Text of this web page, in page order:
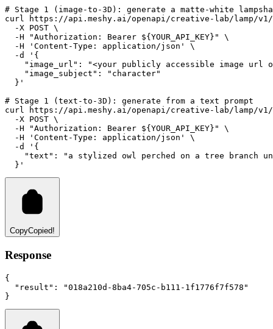
# Stage 1 (image-to-3D): generate a matte-white
curl
https://api.meshy.ai/openapi/creative-lab/lamp/
-X POST \
-H
"Authorization: Bearer ${YOUR_API_KEY}"
\
-H
'Content-Type: application/json'
\
-d
'{
"image_url": "<your publicly accessible image url
    "image_subject": "character"
  }'
# Stage 1 (text-to-3D): generate from a text prompt
curl
https://api.meshy.ai/openapi/creative-lab/lamp/
-X POST \
-H
"Authorization: Bearer ${YOUR_API_KEY}"
\
-H
'Content-Type: application/json'
\
-d
'{
"text": "a stylized owl perched on a tree branch
  }'
CopyCopied!
Response
{
"result" :
"018a210d-8ba4-705c-b111-1f1776f7f578"
}